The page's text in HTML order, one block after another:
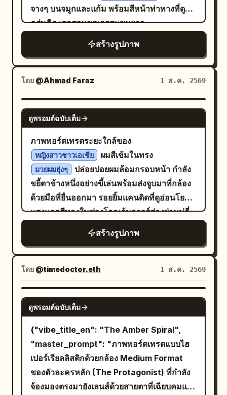
สมดุลจากแสงบรรยากาศที่เป็นกลาง ถ่ายด้วยมุม
สูง รูรับแสง f/2.8 และ ISO 400 เพื่อให้ได้
โฟกัสที่คมชัดบนตัวแบบท่ามกลางสัญญาณ
รบกวนดิจิทัลที่น้อยที่สุด สไตล์ภาพถ่ายแบบ
Editorial ที่สมจริงและได้รับอิทธิพลจากปาปา
รัสซี่ได้รับการปรับแต่งในขั้นตอน Post-
processing ด้วยการแปลงเป็นขาวดำที่คมชัด
การปรับสีดำให้เข้มจัด และความชัดเจนสูง จน
ได้ภาพที่ดูซับซ้อนในอัตราส่วน 9:16
จางๆ บนจมูกและแก้ม พร้อมสีหน้าท่าทางที่ดู
ครุ่นคิด เธอสวมชุดเดรสแขนยาว
ลูกไม้เนื้อละเอียดบริเวณช่วงอกและแขนเสื้อ
สวมสร้อยคอจี้อัญมณีสีอำพันแบบหลายชั้น และ
ต่างหูห่วงทองขนาดเล็ก โดยมีฉากหลังเป็น
พื้นหลังที่มีพื้นผิวโทนเข้มและดูมีอารมณ์ร่วม พร้อม
การจัดแสงแบบ Rembrandt อันน่าทึ่ง
สร้างรูปภาพ
โดย @Ahmad Faraz 1 ส.ค. 2569
NANO BANANA PRO
ดูพรอมต์ฉบับเต็ม
ภาพพอร์ตเทรตระยะใกล้ของ
หญิงสาวชาวเอเชีย ผมสีเข้มในทรง
มวยผมยุ่งๆ
ปล่อยปอยผมล้อมกรอบหน้า กำลัง
ขยี้ตาข้างหนึ่งอย่างขี้เล่นพร้อมส่งจูบมาที่กล้อง
ด้วยมือที่ยื่นออกมา รอยยิ้มแคนดิดที่ดูอ่อนโยน
แสงแดดสีทองในช่วงโกลเด้นอาวร์ส่องผ่านมู่ลี่
เข้ามาในฉากหลัง บรรยากาศห้องนอนแสน
อบอุ่นที่มีรูปโพลารอยด์ติดอยู่บนผนังสีเบจและ
กระถางต้นไม้ที่เบลออย่างนุ่มนวลในพื้นหลัง เธอ
สวม เสื้อยืดโอเวอร์ไซส์สีครีม/ออฟไวท์
และ
สร้อยคอทองคำเส้นบาง ระยะชัดลึกตื้น การปรับ
สีที่ดูอบอุ่นและชวนฝัน พื้นผิวแบบฟิล์มที่เป็น
ธรรมชาติ แสงนุ่มนวลกระจายตัว อารมณ์ที่ใกล้
ชิดและเป็นกันเอง ถ่ายด้วยเลนส์ 50 มม. ให้โบ
เก้ที่ละมุนตา
สร้างรูปภาพ
โดย @timedoctor.eth 1 ส.ค. 2569
NANO BANANA PRO
ดูพรอมต์ฉบับเต็ม
{"vibe_title_en": "The Amber Spiral",
"master_prompt": "ภาพพอร์ตเทรตแบบไฮ
เปอร์เรียลลิสติกด้วยกล้อง Medium Format
ของตัวละครหลัก (The Protagonist) ที่กำลัง
จ้องมองตรงมายังเลนส์ด้วยสายตาที่เฉียบคมและ